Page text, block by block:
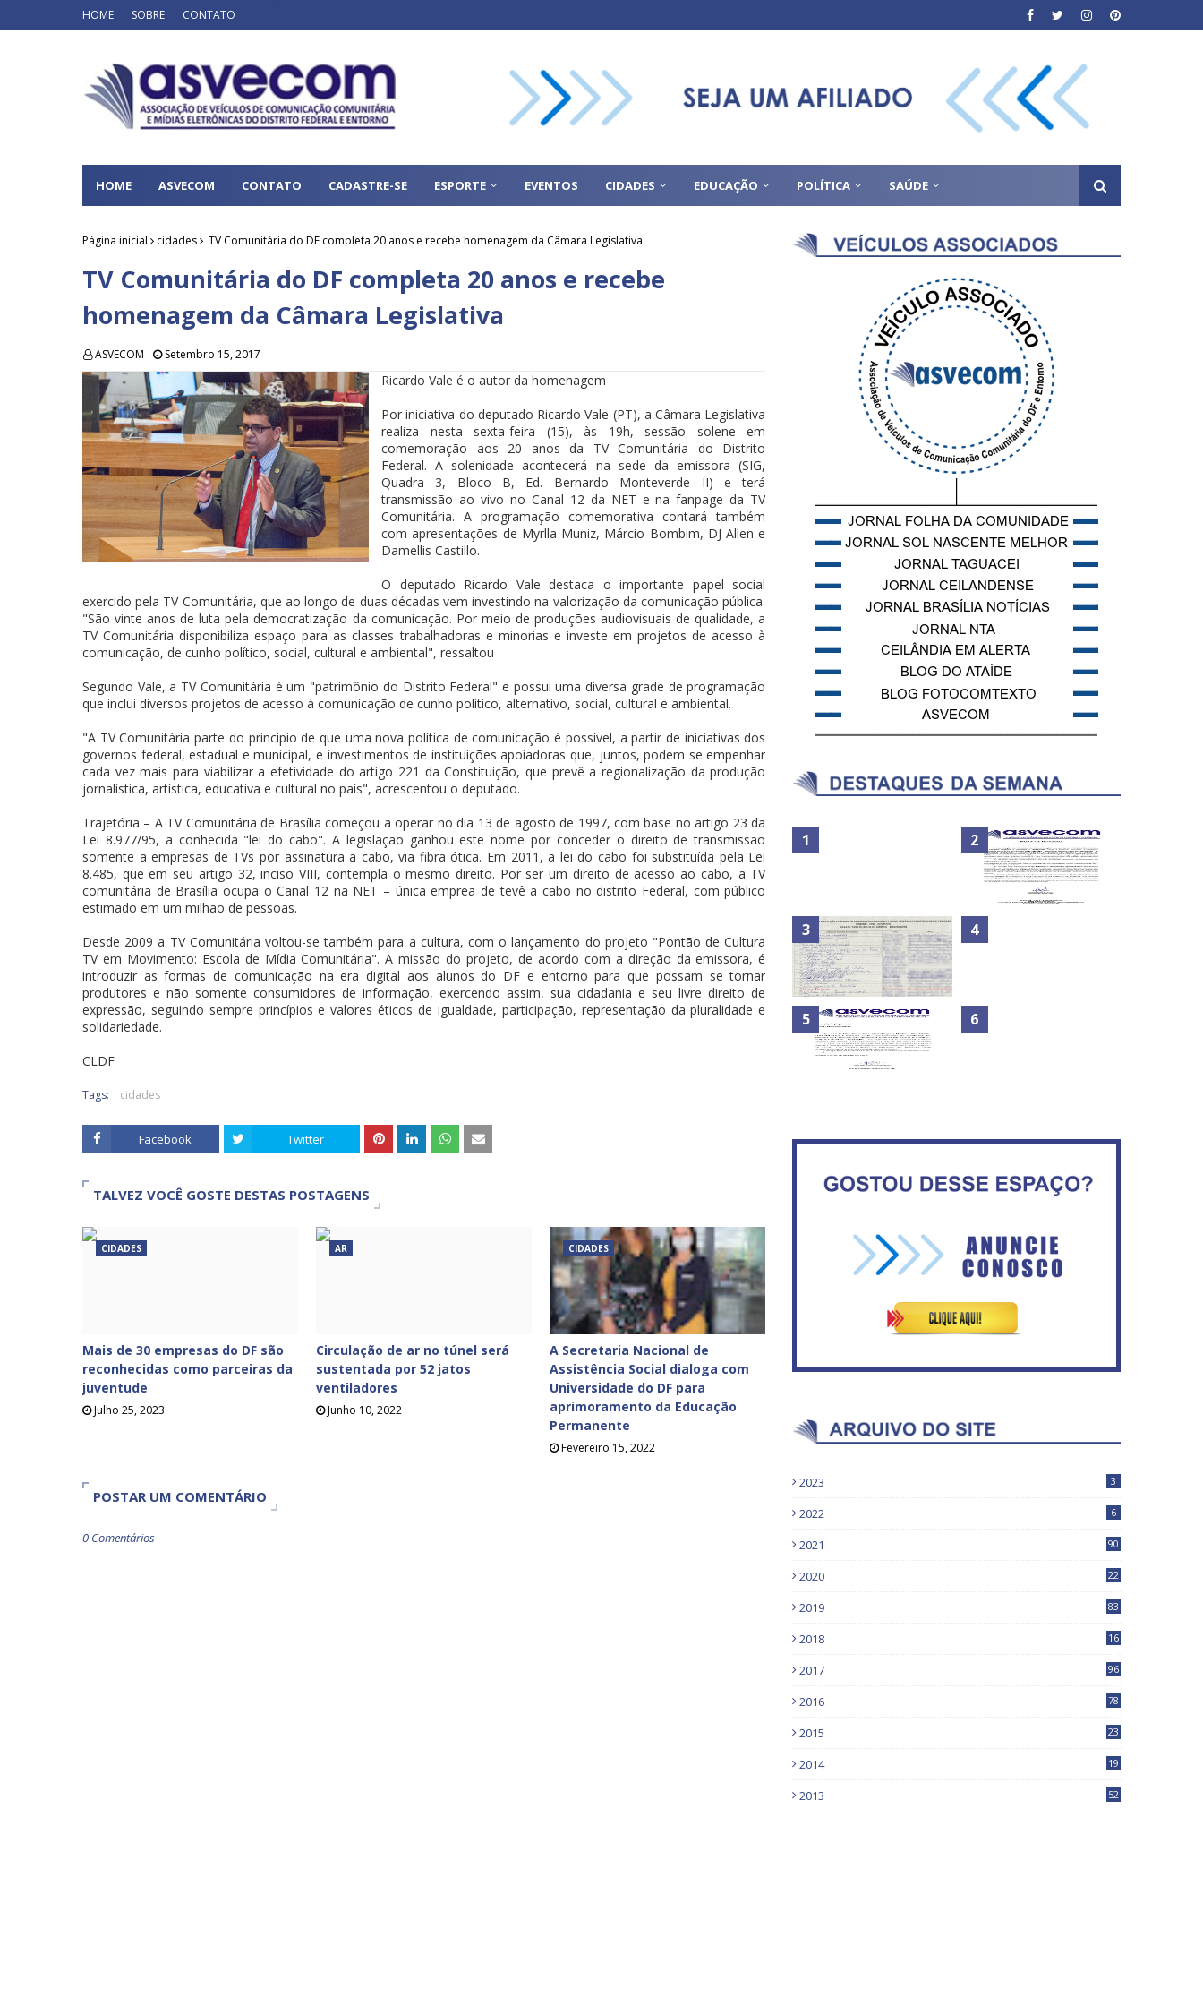
HOME SOBRE CONTATO
HOME ASVECOM CONTATO CADASTRE-SE ESPORTE EVENTOS CIDADES EDUCAÇÃO POLÍTICA SAÚDE
Página inicial cidades TV Comunitária do DF completa 20 anos e recebe homenagem da Câmara Legislativa
TV Comunitária do DF completa 20 anos e recebe
homenagem da Câmara Legislativa
ASVECOM Setembro 15, 2017
Ricardo Vale é o autor da homenagem
Por iniciativa do deputado Ricardo Vale (PT), a Câmara Legislativa
realiza nesta sexta-feira (15), às 19h, sessão solene em
comemoração aos 20 anos da TV Comunitária do Distrito
Federal. A solenidade acontecerá na sede da emissora (SIG,
Quadra 3, Bloco B, Ed. Bernardo Monteverde II) e terá
transmissão ao vivo no Canal 12 da NET e na fanpage da TV
Comunitária. A programação comemorativa contará também
com apresentações de Myrlla Muniz, Márcio Bombim, DJ Allen e
Damellis Castillo.
O deputado Ricardo Vale destaca o importante papel social
exercido pela TV Comunitária, que ao longo de duas décadas vem investindo na valorização da comunicação pública.
"São vinte anos de luta pela democratização da comunicação. Por meio de produções audiovisuais de qualidade, a
TV Comunitária disponibiliza espaço para as classes trabalhadoras e minorias e investe em projetos de acesso à
comunicação, de cunho político, social, cultural e ambiental", ressaltou
Segundo Vale, a TV Comunitária é um "patrimônio do Distrito Federal" e possui uma diversa grade de programação
que inclui diversos projetos de acesso à comunicação de cunho político, alternativo, social, cultural e ambiental.
"A TV Comunitária parte do princípio de que uma nova política de comunicação é possível, a partir de iniciativas dos
governos federal, estadual e municipal, e investimentos de instituições apoiadoras que, juntos, podem se empenhar
cada vez mais para viabilizar a efetividade do artigo 221 da Constituição, que prevê a regionalização da produção
jornalística, artística, educativa e cultural no país", acrescentou o deputado.
Trajetória – A TV Comunitária de Brasília começou a operar no dia 13 de agosto de 1997, com base no artigo 23 da
Lei 8.977/95, a conhecida "lei do cabo". A legislação ganhou este nome por conceder o direito de transmissão
somente a empresas de TVs por assinatura a cabo, via fibra ótica. Em 2011, a lei do cabo foi substituída pela Lei
8.485, que em seu artigo 32, inciso VIII, contempla o mesmo direito. Por ser um direito de acesso ao cabo, a TV
comunitária de Brasília ocupa o Canal 12 na NET – única emprea de tevê a cabo no distrito Federal, com público
estimado em um milhão de pessoas.
Desde 2009 a TV Comunitária voltou-se também para a cultura, com o lançamento do projeto "Pontão de Cultura
TV em Movimento: Escola de Mídia Comunitária". A missão do projeto, de acordo com a direção da emissora, é
introduzir as formas de comunicação na era digital aos alunos do DF e entorno para que possam se tornar
produtores e não somente consumidores de informação, exercendo assim, sua cidadania e seu livre direito de
expressão, seguindo sempre princípios e valores éticos de igualdade, participação, representação da pluralidade e
solidariedade.
CLDF
Tags: cidades
Facebook Twitter
TALVEZ VOCÊ GOSTE DESTAS POSTAGENS
CIDADES
Mais de 30 empresas do DF são
reconhecidas como parceiras da
juventude
Julho 25, 2023
AR
Circulação de ar no túnel será
sustentada por 52 jatos
ventiladores
Junho 10, 2022
CIDADES
A Secretaria Nacional de
Assistência Social dialoga com
Universidade do DF para
aprimoramento da Educação
Permanente
Fevereiro 15, 2022
POSTAR UM COMENTÁRIO
0 Comentários
Secretaria da Fazenda abre
Maior São João do Cerrado
ASVECOM: Renúncia Ana
de consumidores estão
inadimplentes
2023 3
2022 6
2021 90
2020
22
2019
83
2018
16
2017
96
2016
78
2015 23
2014 19
2013 52